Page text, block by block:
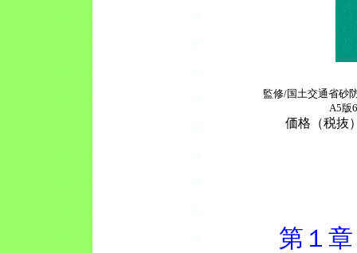
監修/国土交通省砂
A5版
価格（税抜
第１章